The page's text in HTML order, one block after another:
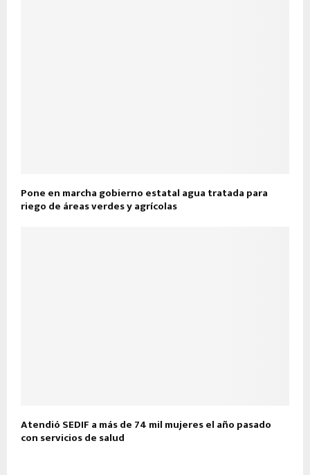
Pone en marcha gobierno estatal agua tratada para
riego de áreas verdes y agrícolas
Atendió SEDIF a más de 74 mil mujeres el año pasado
con servicios de salud